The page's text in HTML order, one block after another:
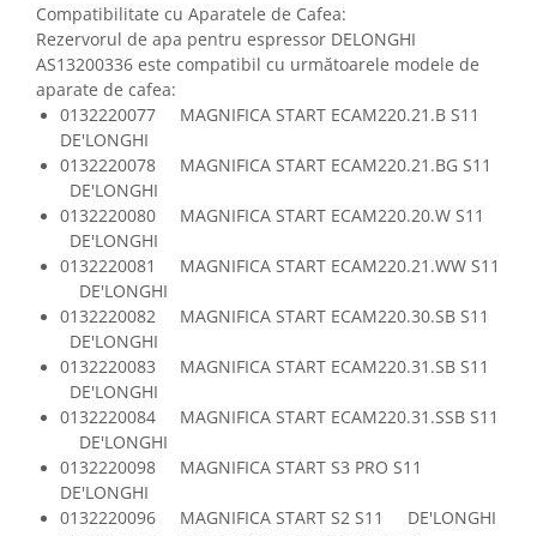
Aragaze si cuptoare cu microunde
Climatizare & sisteme de incalzire
Electrocasnice pentru Bucatarie
Fiare de calcat si masini de cusut
Ingrijire Locuinta
Purificatoare de aer
Fashion
Bijuterii
Ceasuri barbatesti
Ceasuri dama
Cutii, curele si accesorii ceasuri
Genti si accesorii barbati
Genti si accesorii femei
Imbracaminte barbati
Imbracaminte femei
Imbracaminte si Incaltaminte copii
Incaltaminte barbati
Compatibilitate cu Aparatele de Cafea:
Rezervorul de apa pentru espressor DELONGHI
AS13200336 este compatibil cu următoarele modele de
aparate de cafea:
0132220077 MAGNIFICA START ECAM220.21.B S11
DE'LONGHI
0132220078 MAGNIFICA START ECAM220.21.BG S11
DE'LONGHI
0132220080 MAGNIFICA START ECAM220.20.W S11
DE'LONGHI
0132220081 MAGNIFICA START ECAM220.21.WW S11
DE'LONGHI
0132220082 MAGNIFICA START ECAM220.30.SB S11
DE'LONGHI
0132220083 MAGNIFICA START ECAM220.31.SB S11
DE'LONGHI
0132220084 MAGNIFICA START ECAM220.31.SSB S11
DE'LONGHI
0132220098 MAGNIFICA START S3 PRO S11
DE'LONGHI
0132220096 MAGNIFICA START S2 S11 DE'LONGHI